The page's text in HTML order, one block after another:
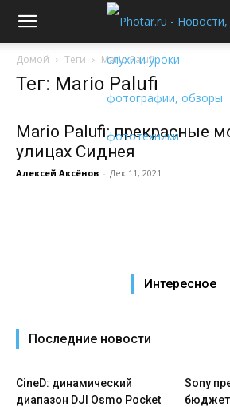
Домой Теги Mario Palufi
Тег: Mario Palufi
Mario Palufi: прекрасные
улицах Сиднея
Алексей Аксёнов - Дек 11, 2021
Интересное
Последние новости
CineD: динамический
диапазон DJI Osmo Pocket
Sony